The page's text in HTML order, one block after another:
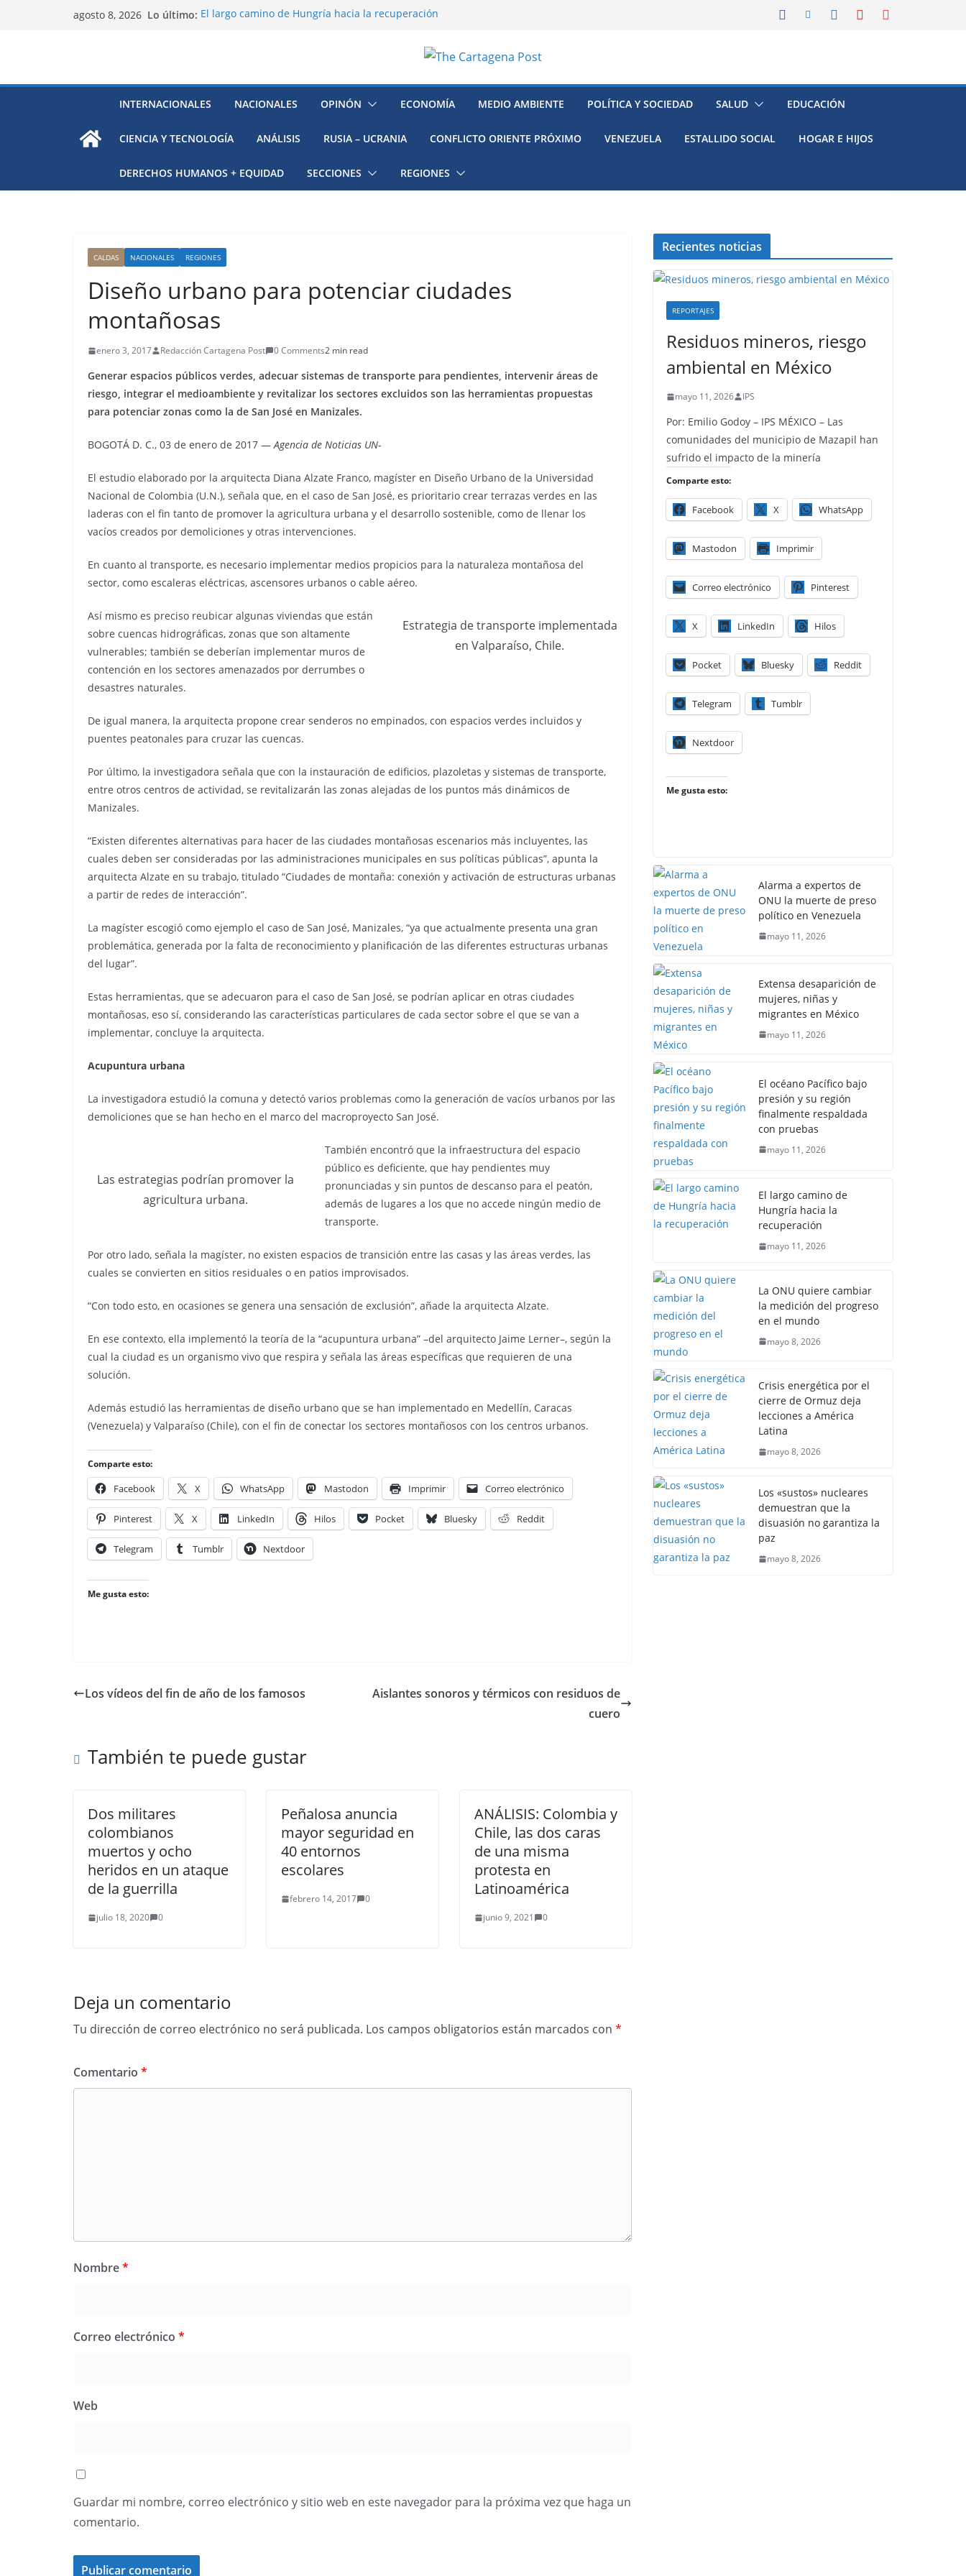
agosto 8, 2026 Lo último: El largo camino de Hungría hacia la recuperación
México
El océano Pacífico bajo presión y su región finalmente
INTERNACIONALES NACIONALES OPINÓN ECONOMÍA MEDIO AMBIENTE POLÍTICA Y SOCIEDAD SALUD EDUCACIÓN
CIENCIA Y TECNOLOGÍA ANÁLISIS RUSIA – UCRANIA CONFLICTO ORIENTE PRÓXIMO VENEZUELA ESTALLIDO SOCIAL HOGAR E HIJOS
DERECHOS HUMANOS + EQUIDAD SECCIONES REGIONES
CALDAS NACIONALES REGIONES
Diseño urbano para potenciar ciudades
montañosas
enero 3, 2017 Redacción Cartagena Post 0 Comments2 min read
Generar espacios públicos verdes, adecuar sistemas de transporte para pendientes, intervenir áreas de
riesgo, integrar el medioambiente y revitalizar los sectores excluidos son las herramientas propuestas
para potenciar zonas como la de San José en Manizales.
BOGOTÁ D. C., 03 de enero de 2017 —Agencia de Noticias UN-
El estudio elaborado por la arquitecta Diana Alzate Franco, magíster en Diseño Urbano de la Universidad
Nacional de Colombia (U.N.), señala que, en el caso de San José, es prioritario crear terrazas verdes en las
laderas con el fin tanto de promover la agricultura urbana y el desarrollo sostenible, como de llenar los
vacíos creados por demoliciones y otras intervenciones.
En cuanto al transporte, es necesario implementar medios propicios para la naturaleza montañosa del
sector, como escaleras eléctricas, ascensores urbanos o cable aéreo.
Estrategia de transporte implementada
en Valparaíso, Chile.
Así mismo es preciso reubicar algunas viviendas que están
sobre cuencas hidrográficas, zonas que son altamente
vulnerables; también se deberían implementar muros de
contención en los sectores amenazados por derrumbes o
desastres naturales.
De igual manera, la arquitecta propone crear senderos no empinados, con espacios verdes incluidos y
puentes peatonales para cruzar las cuencas.
Por último, la investigadora señala que con la instauración de edificios, plazoletas y sistemas de transporte,
entre otros centros de actividad, se revitalizarán las zonas alejadas de los puntos más dinámicos de
Manizales.
“Existen diferentes alternativas para hacer de las ciudades montañosas escenarios más incluyentes, las
cuales deben ser consideradas por las administraciones municipales en sus políticas públicas”, apunta la
arquitecta Alzate en su trabajo, titulado “Ciudades de montaña: conexión y activación de estructuras urbanas
a partir de redes de interacción”.
La magíster escogió como ejemplo el caso de San José, Manizales, “ya que actualmente presenta una gran
problemática, generada por la falta de reconocimiento y planificación de las diferentes estructuras urbanas
del lugar”.
Estas herramientas, que se adecuaron para el caso de San José, se podrían aplicar en otras ciudades
montañosas, eso sí, considerando las características particulares de cada sector sobre el que se van a
implementar, concluye la arquitecta.
Acupuntura urbana
La investigadora estudió la comuna y detectó varios problemas como la generación de vacíos urbanos por las
demoliciones que se han hecho en el marco del macroproyecto San José.
Las estrategias podrían promover la
agricultura urbana.
También encontró que la infraestructura del espacio
público es deficiente, que hay pendientes muy
pronunciadas y sin puntos de descanso para el peatón,
además de lugares a los que no accede ningún medio de
transporte.
Por otro lado, señala la magíster, no existen espacios de transición entre las casas y las áreas verdes, las
cuales se convierten en sitios residuales o en patios improvisados.
“Con todo esto, en ocasiones se genera una sensación de exclusión”, añade la arquitecta Alzate.
En ese contexto, ella implementó la teoría de la “acupuntura urbana” –del arquitecto Jaime Lerner–, según la
cual la ciudad es un organismo vivo que respira y señala las áreas específicas que requieren de una
solución.
Además estudió las herramientas de diseño urbano que se han implementado en Medellín, Caracas
(Venezuela) y Valparaíso (Chile), con el fin de conectar los sectores montañosos con los centros urbanos.
Comparte esto:
Facebook X WhatsApp Mastodon Imprimir Correo electrónico
Pinterest X LinkedIn Hilos Pocket Bluesky Reddit
Telegram Tumblr Nextdoor
Me gusta esto:
Los vídeos del fin de año de los famosos
Aislantes sonoros y térmicos con residuos de
cuero
También te puede gustar
Dos militares
colombianos
muertos y ocho
heridos en un ataque
de la guerrilla
julio 18, 2020 0
Peñalosa anuncia
mayor seguridad en
40 entornos
escolares
febrero 14, 2017 0
ANÁLISIS: Colombia y
Chile, las dos caras
de una misma
protesta en
Latinoamérica
junio 9, 2021 0
Deja un comentario
Tu dirección de correo electrónico no será publicada. Los campos obligatorios están marcados con *
Comentario *
Nombre*
Correo electrónico *
Web
Guardar mi nombre, correo electrónico y sitio web en este navegador para la próxima vez que haga un
comentario.
Recientes noticias
REPORTAJES
Residuos mineros, riesgo
ambiental en México
mayo 11, 2026 IPS
Por: Emilio Godoy – IPS MÉXICO – Las
comunidades del municipio de Mazapil han
sufrido el impacto de la minería
Comparte esto:
Facebook X WhatsApp
Mastodon Imprimir
Correo electrónico Pinterest
X LinkedIn Hilos
Pocket Bluesky Reddit
Telegram Tumblr
Nextdoor
Me gusta esto:
Alarma a expertos de
ONU la muerte de preso
político en Venezuela
mayo 11, 2026
Extensa desaparición de
mujeres, niñas y
migrantes en México
mayo 11, 2026
El océano Pacífico bajo
presión y su región
finalmente respaldada
con pruebas
mayo 11, 2026
El largo camino de
Hungría hacia la
recuperación
mayo 11, 2026
La ONU quiere cambiar
la medición del progreso
en el mundo
mayo 8, 2026
Crisis energética por el
cierre de Ormuz deja
lecciones a América
Latina
mayo 8, 2026
Los «sustos» nucleares
demuestran que la
disuasión no garantiza la
paz
mayo 8, 2026